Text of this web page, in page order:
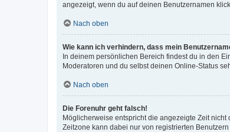
angezeigt, wenn du auf deinen Benutzernamen
Nach oben
Wie kann ich verhindern, dass mein
In deinem persönlichen Bereich findest du in den
Moderatoren und du selbst deinen Online-Status
Nach oben
Die Forenuhr geht falsch!
Möglicherweise entspricht die angezeigte Zeit
Zeitzone kann dabei nur von registrierten